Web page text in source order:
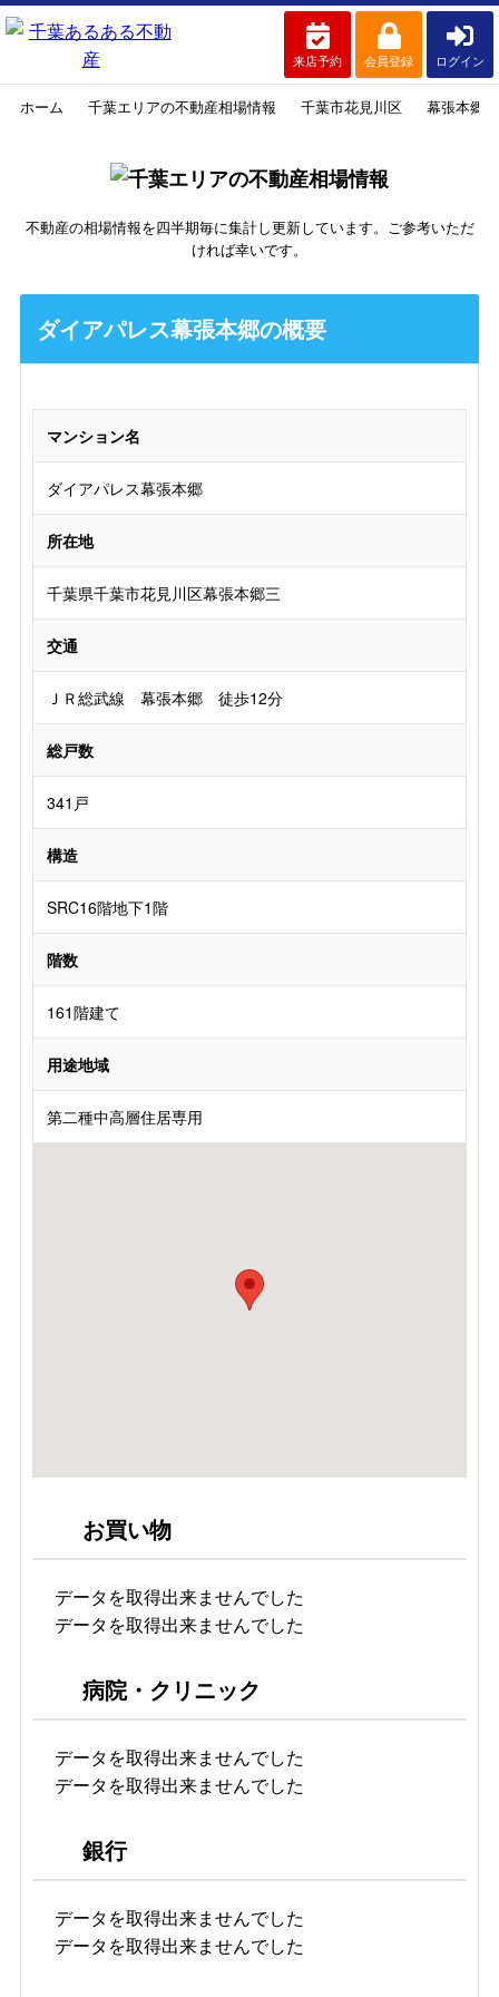
来店予約 会員登録 ログイン
ホーム 千葉エリアの不動産相場情報 千葉市花見川区 幕張本郷
不動産の相場情報を四半期毎に集計し更新しています。ご参考いただ
ければ幸いです。
ダイアパレス幕張本郷の概要
マンション名
ダイアパレス幕張本郷
所在地
千葉県千葉市花見川区幕張本郷三
交通
ＪＲ総武線 幕張本郷 徒歩12分
総戸数
341戸
構造
SRC16階地下1階
階数
161階建て
用途地域
第二種中高層住居専用
お買い物
データを取得出来ませんでした
データを取得出来ませんでした
病院・クリニック
データを取得出来ませんでした
データを取得出来ませんでした
銀行
データを取得出来ませんでした
データを取得出来ませんでした